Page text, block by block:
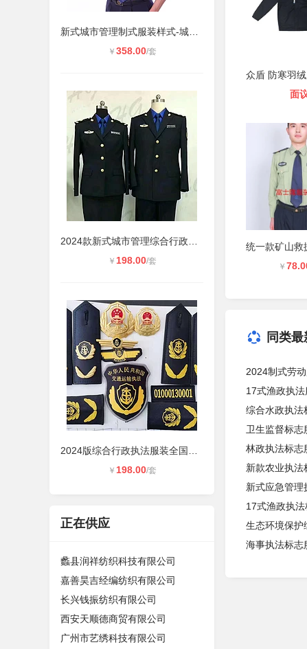
￥ 358.00/套
￥ 198.00/套
￥ 198.00/套
正在供应
蠡县润祥纺织科技有限公司
嘉善昊吉经编纺织有限公司
长兴钱振纺织有限公司
西安天顺德商贸有限公司
广州市艺绣科技有限公司
面
￥
同类
2024制式劳
17式渔政执
综合水政执法
卫生监督标
林政执法标志
新款农业执
新式应急管理
17式渔政执
生态环境保护
海事执法标志